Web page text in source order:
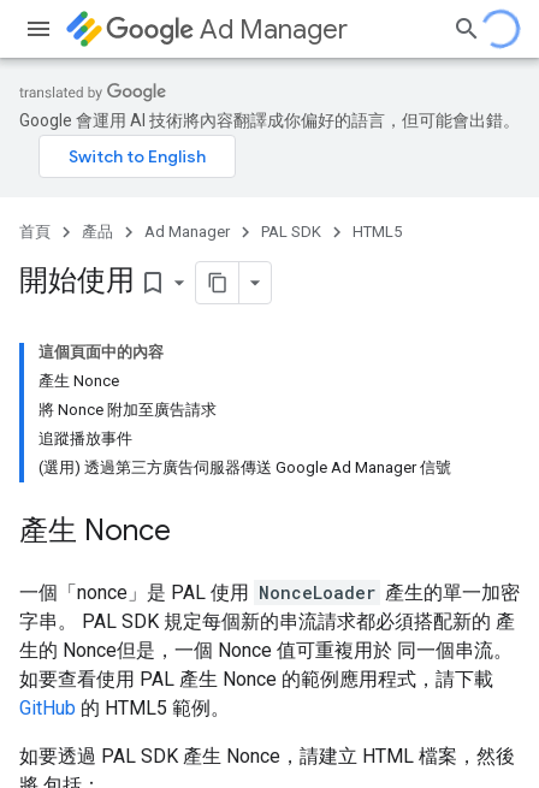
Ad Manager
Google 會運用 AI 技術將內容翻譯成你偏好的語言，但可能會出錯。
首頁 產品 Ad Manager PAL SDK HTML5
開始使用 bookmark_border
這個頁面中的內容
產生 Nonce
將 Nonce 附加至廣告請求
追蹤播放事件
(選用) 透過第三方廣告伺服器傳送 Google Ad Manager 信號
產生 Nonce
一個「nonce」是 PAL 使用 NonceLoader 產生的單一加密
字串。 PAL SDK 規定每個新的串流請求都必須搭配新的 產
生的 Nonce但是，一個 Nonce 值可重複用於 同一個串流。
如要查看使用 PAL 產生 Nonce 的範例應用程式，請下載
GitHub 的 HTML5 範例。
如要透過 PAL SDK 產生 Nonce，請建立 HTML 檔案，然後